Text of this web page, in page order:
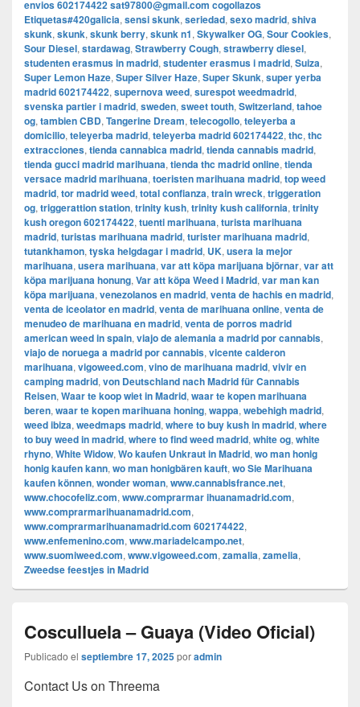
envios 602174422 sat97800@gmail.com cogollazos
Etiquetas#420galicia, sensi skunk, seriedad, sexo madrid, shiva
skunk, skunk, skunk berry, skunk n1, Skywalker OG, Sour Cookies,
Sour Diesel, stardawag, Strawberry Cough, strawberry diesel,
studenten erasmus in madrid, studenter erasmus i madrid, Suiza,
Super Lemon Haze, Super Silver Haze, Super Skunk, super yerba
madrid 602174422, supernova weed, surespot weedmadrid,
svenska partier i madrid, sweden, sweet touth, Switzerland, tahoe
og, tambien CBD, Tangerine Dream, telecogollo, teleyerba a
domicilio, teleyerba madrid, teleyerba madrid 602174422, thc, thc
extracciones, tienda cannabica madrid, tienda cannabis madrid,
tienda gucci madrid marihuana, tienda thc madrid online, tienda
versace madrid marihuana, toeristen marihuana madrid, top weed
madrid, tor madrid weed, total confianza, train wreck, triggeration
og, triggerattion station, trinity kush, trinity kush california, trinity
kush oregon 602174422, tuenti marihuana, turista marihuana
madrid, turistas marihuana madrid, turister marihuana madrid,
tutankhamon, tyska helgdagar i madrid, UK, usera la mejor
marihuana, usera marihuana, var att köpa marijuana björnar, var att
köpa marijuana honung, Var att köpa Weed i Madrid, var man kan
köpa marijuana, venezolanos en madrid, venta de hachis en madrid,
venta de iceolator en madrid, venta de marihuana online, venta de
menudeo de marihuana en madrid, venta de porros madrid
american weed in spain, viajo de alemania a madrid por cannabis,
viajo de noruega a madrid por cannabis, vicente calderon
marihuana, vigoweed.com, vino de marihuana madrid, vivir en
camping madrid, von Deutschland nach Madrid für Cannabis
Reisen, Waar te koop wiet in Madrid, waar te kopen marihuana
beren, waar te kopen marihuana honing, wappa, webehigh madrid,
weed ibiza, weedmaps madrid, where to buy kush in madrid, where
to buy weed in madrid, where to find weed madrid, white og, white
rhyno, White Widow, Wo kaufen Unkraut in Madrid, wo man honig
honig kaufen kann, wo man honigbären kauft, wo Sie Marihuana
kaufen können, wonder woman, www.cannabisfrance.net,
www.chocofeliz.com, www.comprarmar ihuanamadrid.com,
www.comprarmarihuanamadrid.com,
www.comprarmarihuanamadrid.com 602174422,
www.enfemenino.com, www.mariadelcampo.net,
www.suomiweed.com, www.vigoweed.com, zamalia, zamelia,
Zweedse feestjes in Madrid
Cosculluela – Guaya (Video Oficial)
Publicado el septiembre 17, 2025poradmin
Contact Us on Threema